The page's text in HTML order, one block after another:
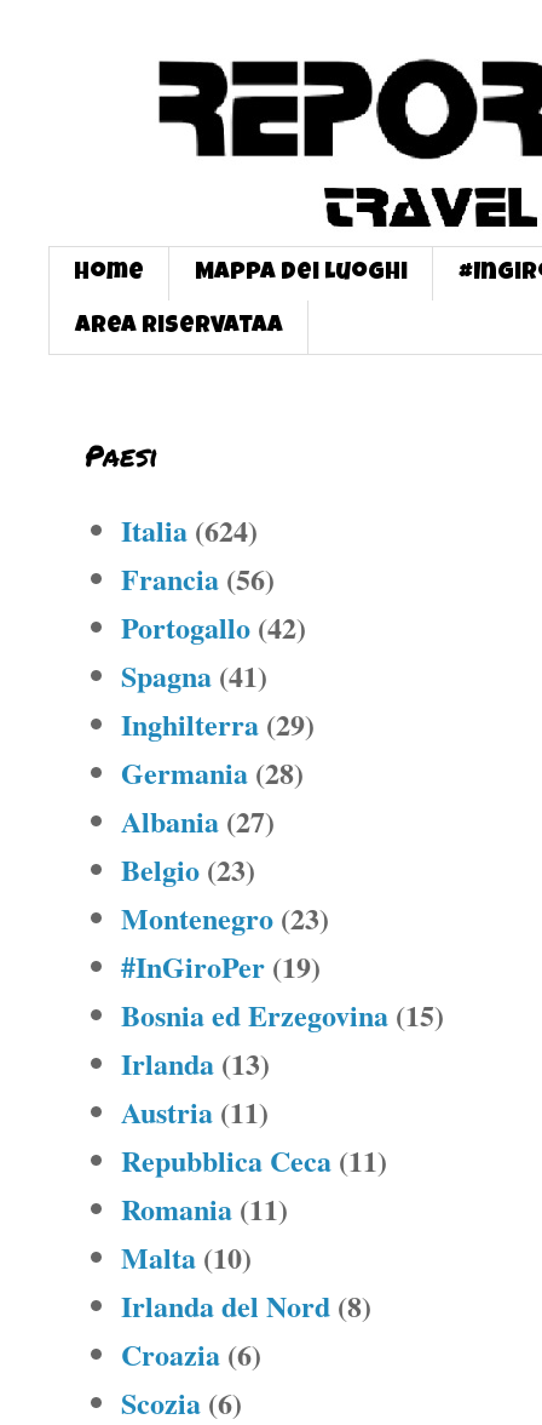
Home Mappa dei Luoghi
Area Riservataa
Paesi
Italia (624)
Francia (56)
Portogallo (42)
Spagna (41)
Inghilterra (29)
Germania (28)
Albania (27)
Belgio (23)
Montenegro (23)
#InGiroPer (19)
Bosnia ed Erzegovina (15)
Irlanda (13)
Austria (11)
Repubblica Ceca (11)
Romania (11)
Malta (10)
Irlanda del Nord (8)
Croazia (6)
Scozia (6)